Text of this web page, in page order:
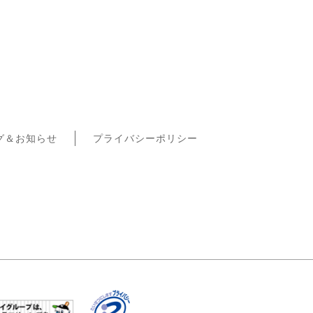
＆お知らせ プライバシーポリシー